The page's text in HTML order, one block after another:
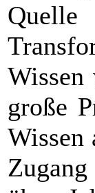
Wissen
große
Wissen